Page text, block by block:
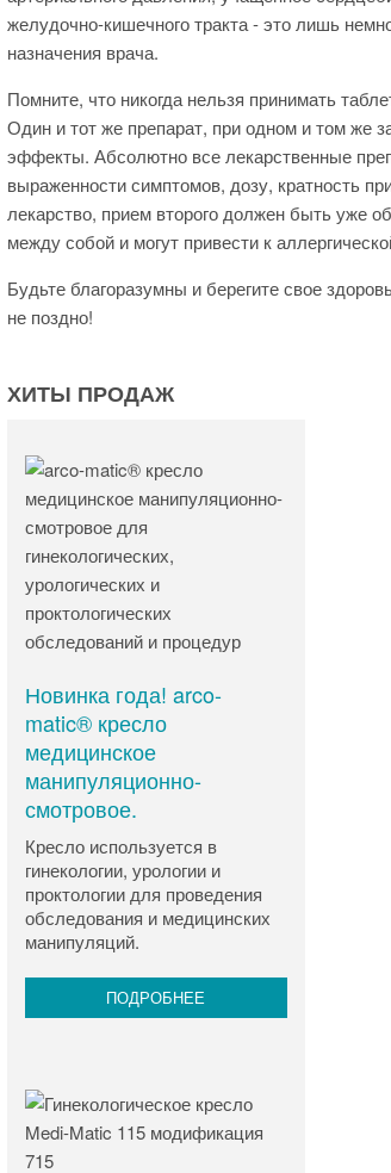
желудочно-кишечного тракта - это лишь
назначения врача.
Помните, что никогда нельзя принимать
Один и тот же препарат, при одном и том же
эффекты. Абсолютно все лекарственные
выраженности симптомов, дозу, кратность
лекарство, прием второго должен быть уже
между собой и могут привести к
Будьте благоразумны и берегите свое
не поздно!
ХИТЫ ПРОДАЖ
Новинка года! arco-
matic® кресло
медицинское
манипуляционно-
смотровое.
Кресло используется в
гинекологии, урологии и
проктологии для проведения
обследования и медицинских
манипуляций.
ПОДРОБНЕЕ